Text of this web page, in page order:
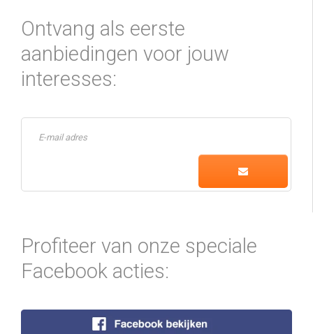
Ontvang als eerste
aanbiedingen voor jouw
interesses:
Profiteer van onze speciale
Facebook acties: